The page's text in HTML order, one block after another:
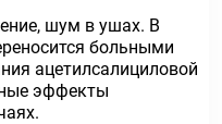
шум в ушах. В
больными
ацетилсалициловой
эффекты